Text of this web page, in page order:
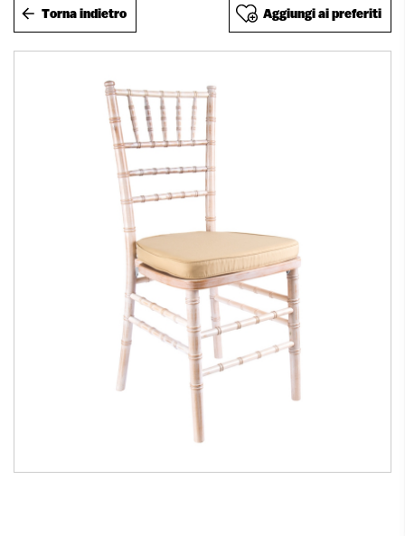
Torna indietro Aggiungi ai preferiti